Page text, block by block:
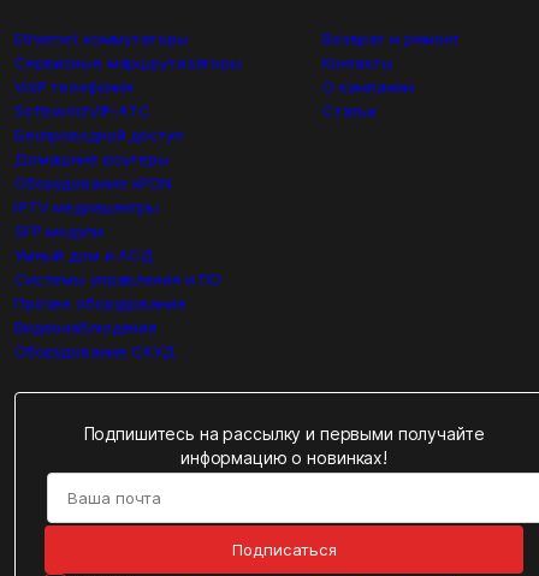
Ethernet коммутаторы
Сервисные маршрутизаторы
VoIP телефония
Softswitch/IP-ATC
Беспроводной доступ
Домашние роутеры
Оборудование xPON
IPTV медиацентры
SFP модули
Умный дом и АСД
Системы управления и ПО
Прочее оборудование
Видеонаблюдение
Оборудование СКУД
Возврат и ремонт
Контакты
О компании
Статьи
Подпишитесь на рассылку и первыми получайте
информацию о новинках!
Подписаться